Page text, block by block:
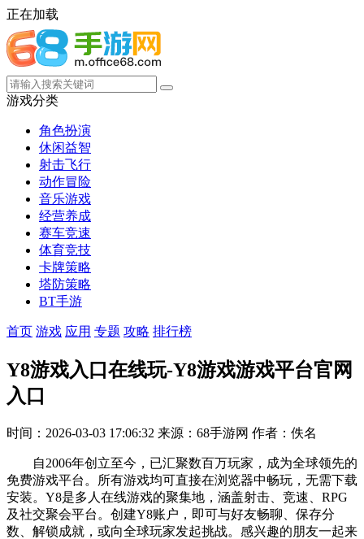
正在加载
游戏分类
角色扮演
休闲益智
射击飞行
动作冒险
音乐游戏
经营养成
赛车竞速
体育竞技
卡牌策略
塔防策略
BT手游
首页 游戏 应用 专题 攻略 排行榜
Y8游戏入口在线玩-Y8游戏游戏平台官网
入口
时间：2026-03-03 17:06:32 来源：68手游网 作者：佚名
自2006年创立至今，已汇聚数百万玩家，成为全球领先的
免费游戏平台。所有游戏均可直接在浏览器中畅玩，无需下载
安装。Y8是多人在线游戏的聚集地，涵盖射击、竞速、RPG
及社交聚会平台。创建Y8账户，即可与好友畅聊、保存分
数、解锁成就，或向全球玩家发起挑战。感兴趣的朋友一起来